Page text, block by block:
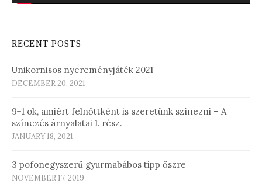
RECENT POSTS
Unikornisos nyereményjáték 2021
DECEMBER 20, 2021
9+1 ok, amiért felnőttként is szeretünk színezni – A
színezés árnyalatai 1. rész.
JANUARY 18, 2021
3 pofonegyszerű gyurmabábos tipp őszre
NOVEMBER 17, 2019